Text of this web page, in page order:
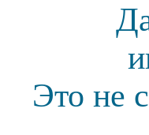
Это не